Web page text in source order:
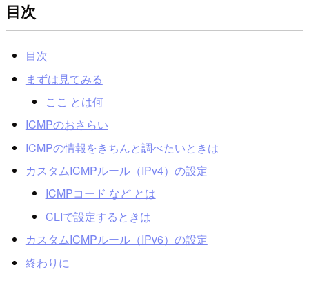
目次
目次
まずは見てみる
ここ とは何
ICMPのおさらい
ICMPの情報をきちんと調べたいときは
カスタムICMPルール（IPv4）の設定
ICMPコード など とは
CLIで設定するときは
カスタムICMPルール（IPv6）の設定
終わりに